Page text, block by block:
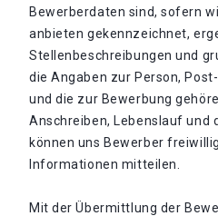
Bewerberdaten sind, sofern
anbieten gekennzeichnet,
Stellenbeschreibungen und
die Angaben zur Person,
und die zur Bewerbung
Anschreiben, Lebenslauf und
können uns Bewerber
Informationen mitteilen.
Mit der Übermittlung der